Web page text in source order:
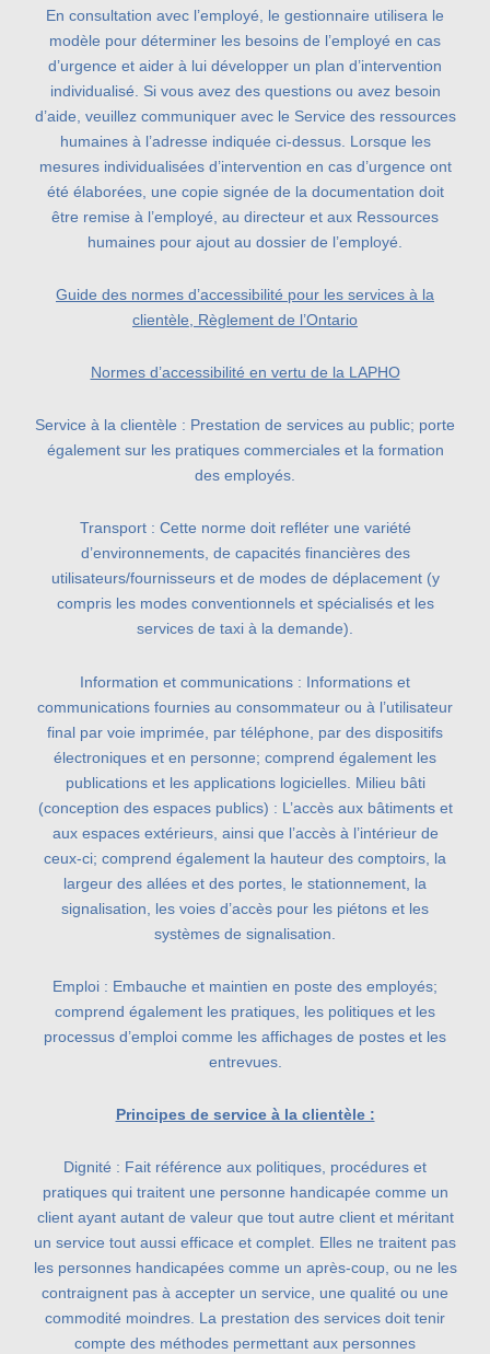
En consultation avec l’employé, le gestionnaire utilisera le
modèle pour déterminer les besoins de l’employé en cas
d’urgence et aider à lui développer un plan d’intervention
individualisé. Si vous avez des questions ou avez besoin
d’aide, veuillez communiquer avec le Service des ressources
humaines à l’adresse indiquée ci-dessus. Lorsque les
mesures individualisées d’intervention en cas d’urgence ont
été élaborées, une copie signée de la documentation doit
être remise à l’employé, au directeur et aux Ressources
humaines pour ajout au dossier de l’employé.
Guide des normes d’accessibilité pour les services à la
clientèle, Règlement de l’Ontario
Normes d’accessibilité en vertu de la LAPHO
Service à la clientèle : Prestation de services au public; porte
également sur les pratiques commerciales et la formation
des employés.
Transport : Cette norme doit refléter une variété
d’environnements, de capacités financières des
utilisateurs/fournisseurs et de modes de déplacement (y
compris les modes conventionnels et spécialisés et les
services de taxi à la demande).
Information et communications : Informations et
communications fournies au consommateur ou à l’utilisateur
final par voie imprimée, par téléphone, par des dispositifs
électroniques et en personne; comprend également les
publications et les applications logicielles. Milieu bâti
(conception des espaces publics) : L’accès aux bâtiments et
aux espaces extérieurs, ainsi que l’accès à l’intérieur de
ceux-ci; comprend également la hauteur des comptoirs, la
largeur des allées et des portes, le stationnement, la
signalisation, les voies d’accès pour les piétons et les
systèmes de signalisation.
Emploi : Embauche et maintien en poste des employés;
comprend également les pratiques, les politiques et les
processus d’emploi comme les affichages de postes et les
entrevues.
Principes de service à la clientèle :
Dignité : Fait référence aux politiques, procédures et
pratiques qui traitent une personne handicapée comme un
client ayant autant de valeur que tout autre client et méritant
un service tout aussi efficace et complet. Elles ne traitent pas
les personnes handicapées comme un après-coup, ou ne les
contraignent pas à accepter un service, une qualité ou une
commodité moindres. La prestation des services doit tenir
compte des méthodes permettant aux personnes